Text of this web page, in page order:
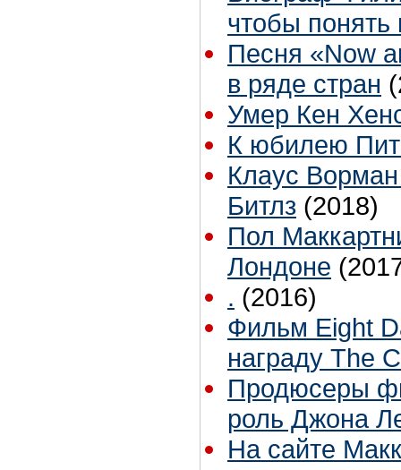
чтобы
Песня «Now
в ряде стран
Умер Кен
К юбилею
Клаус
Битлз (2018)
Пол
Лондоне
. (2016)
Фильм Eight
награду The
Продюсеры
роль Джона
На сайте